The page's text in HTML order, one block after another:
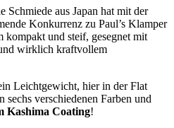
Schmiede aus Japan hat mit der
Konkurrenz zu Paul’s Klamper
kompakt und steif, gesegnet mit
wirklich kraftvollem
Leichtgewicht, hier in der Flat
verschiedenen Farben und
Kashima Coating!